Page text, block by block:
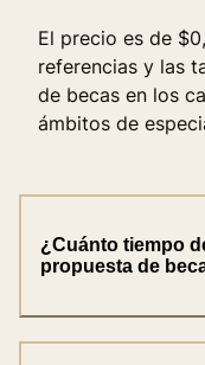
El precio es de
referencias y las
de becas en los
ámbitos de
¿Cuánto tiempo
propuesta de